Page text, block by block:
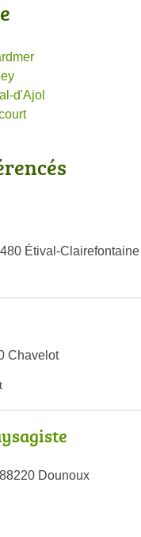
d'Ajol
Étival-Clairefontaine
Chavelot
Dounoux